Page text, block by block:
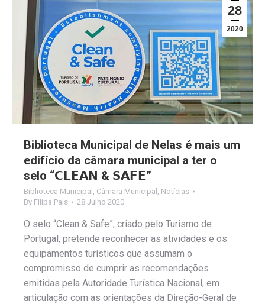
28
2020
Biblioteca Municipal de Nelas é mais um
edifício da câmara municipal a ter o
selo “𝗖𝗟𝗘𝗔𝗡 & 𝗦𝗔𝗙𝗘”
Biblioteca Municipal Câmara Municipal Notícias
By Filipa Pais 28 Julho 2020
O selo “Clean & Safe”, criado pelo Turismo de
Portugal, pretende reconhecer as atividades e os
equipamentos turísticos que assumam o
compromisso de cumprir as recomendações
emitidas pela Autoridade Turística Nacional, em
articulação com as orientações da Direção-Geral de